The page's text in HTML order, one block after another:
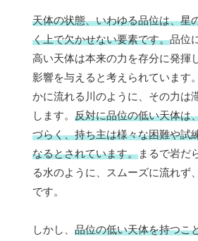
天体の状態、いわゆる品位は、星
く上で欠かせない要素です。品位
高い天体は本来の力を存分に発揮
影響を与えると考えられています
かに流れる川のように、その力は
します。 反対に品位の低い天体は
づらく、持ち主は様々な困難や試
なるとされています。まるで岩だ
る水のように、スムーズに流れず
です。
しかし、 品位の低い天体を持つこ